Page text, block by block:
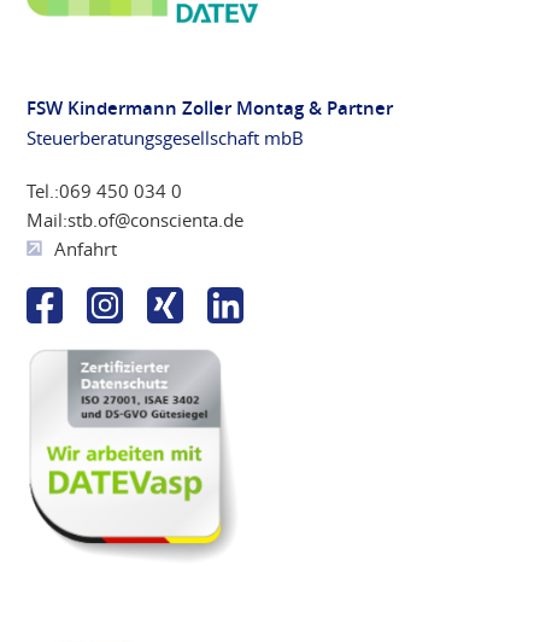
FSW Kindermann Zoller Montag & Partner
Steuerberatungsgesellschaft mbB
Tel.:069 450 034 0
Mail:stb.of@conscienta.de
Anfahrt